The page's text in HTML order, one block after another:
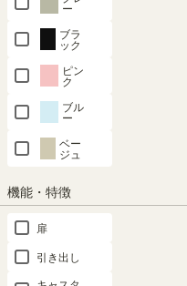
ー
ブラ
ック
ピン
ク
ブル
ー
ベー
ジュ
機能・特徴
扉
引き出し
クーポンは注文手続
対応商品